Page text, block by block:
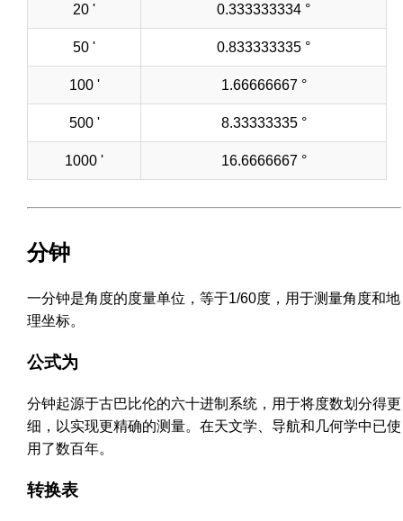
20 ' 0.333333334 °
50 ' 0.833333335 °
100 ' 1.66666667 °
500 ' 8.33333335 °
1000 ' 16.6666667 °
分钟
一分钟是角度的度量单位，等于1/60度，用于测量角度和地
理坐标。
公式为
分钟起源于古巴比伦的六十进制系统，用于将度数划分得更
细，以实现更精确的测量。在天文学、导航和几何学中已使
用了数百年。
转换表